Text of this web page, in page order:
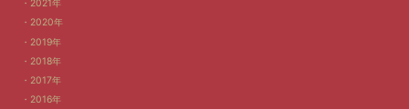
2021年
2020年
2019年
2018年
2017年
2016年